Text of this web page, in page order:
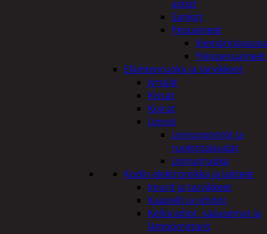
astiat
Sankot
Pesuaineet
Yleispesuaineet
Eläintenruoka ja tarvikkeet
Jyrsijät
Kissat
Koirat
Linnut
Linnunpöntöt ja
ruokintalaudat
Linnunruoka
Kodin elektroniikka ja laitteet
Imurit ja tarvikkeet
Kaapelit ja johdot
Kelloradiot, sääasemat ja
lämpömittarit